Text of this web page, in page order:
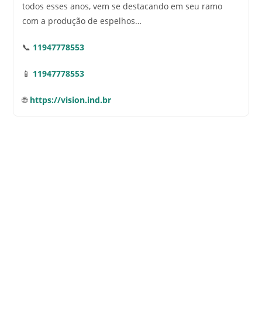
todos esses anos, vem se destacando em seu ramo
com a produção de espelhos…
📞 11947778553
📱 11947778553
🌐 https://vision.ind.br